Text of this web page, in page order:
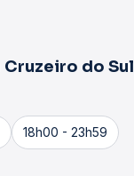
Cruzeiro do Sul
18h00 - 23h59